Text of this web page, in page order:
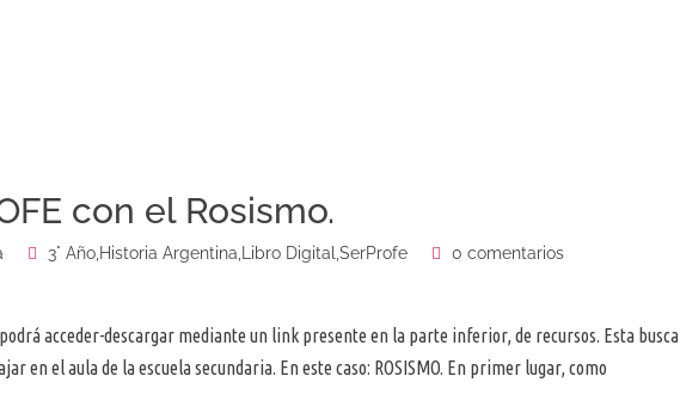
con el Rosismo.
3° Año Historia Argentina Libro Digital SerProfe 0 comentarios
podrá acceder-descargar mediante un link presente en la parte inferior, de recursos. Esta busca
en el aula de la escuela secundaria. En este caso: ROSISMO. En primer lugar, como